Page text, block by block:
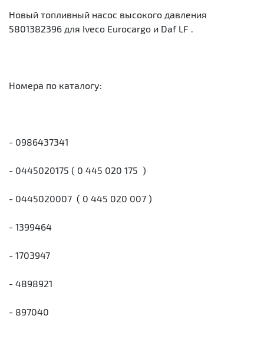
Новый топливный насос высокого давления
5801382396 для Iveco Eurocargo и Daf LF .
Номера по каталогу:
- 0986437341
- 0445020175 ( 0 445 020 175 )
- 0445020007 ( 0 445 020 007 )
- 1399464
- 1703947
- 4898921
- 897040